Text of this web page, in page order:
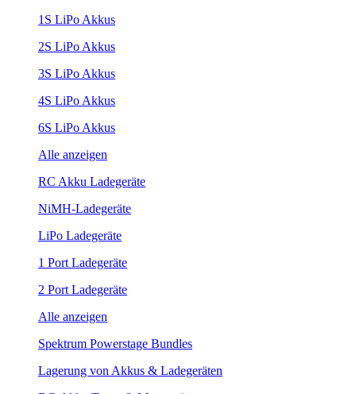
1S LiPo Akkus
2S LiPo Akkus
3S LiPo Akkus
4S LiPo Akkus
6S LiPo Akkus
Alle anzeigen
RC Akku Ladegeräte
NiMH-Ladegeräte
LiPo Ladegeräte
1 Port Ladegeräte
2 Port Ladegeräte
Alle anzeigen
Spektrum Powerstage Bundles
Lagerung von Akkus & Ladegeräten